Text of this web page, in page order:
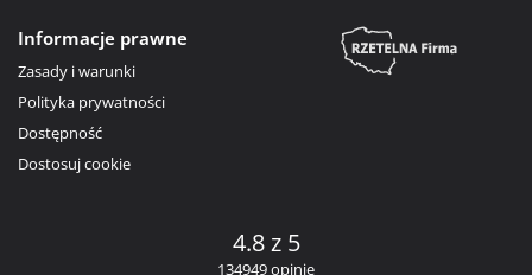
Informacje prawne
Zasady i warunki
Polityka prywatności
Dostępność
Dostosuj cookie
4.8 z 5
134949 opinie